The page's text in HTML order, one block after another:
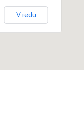
V redu